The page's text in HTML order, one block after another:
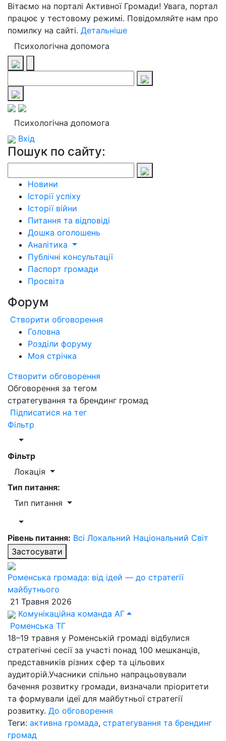
Вітаємо на порталі Активної Громади! Увага, портал
працює у тестовому режимі. Повідомляйте нам про
помилку на сайті. Детальніше
Психологічна допомога
Психологічна допомога
Вхід
Пошук по сайту:
Новини
Історії успіху
Історії війни
Питання та відповіді
Дошка оголошень
Аналітика
Публічні консультації
Паспорт громади
Просвіта
Форум
Створити обговорення
Головна
Розділи форуму
Моя стрічка
Створити обговорення
Обговорення за тегом
стратегування та брендинг громад
Підписатися на тег
Фільтр
Фільтр
Локація
Тип питання:
Тип питання
Рівень питання: Всі Локальний Національний Світ
Застосувати
Роменська громада: від ідей — до стратегії
майбутнього
21 Травня 2026
Комунікаційна команда АГ
Роменська ТГ
18–19 травня у Роменській громаді відбулися
стратегічні сесії за участі понад 100 мешканців,
представників різних сфер та цільових
аудиторій.Учасники спільно напрацьовували
бачення розвитку громади, визначали пріоритети
та формували ідеї для майбутньої стратегії
розвитку. До обговорення
Теги: активна громада, стратегування та брендинг
громад